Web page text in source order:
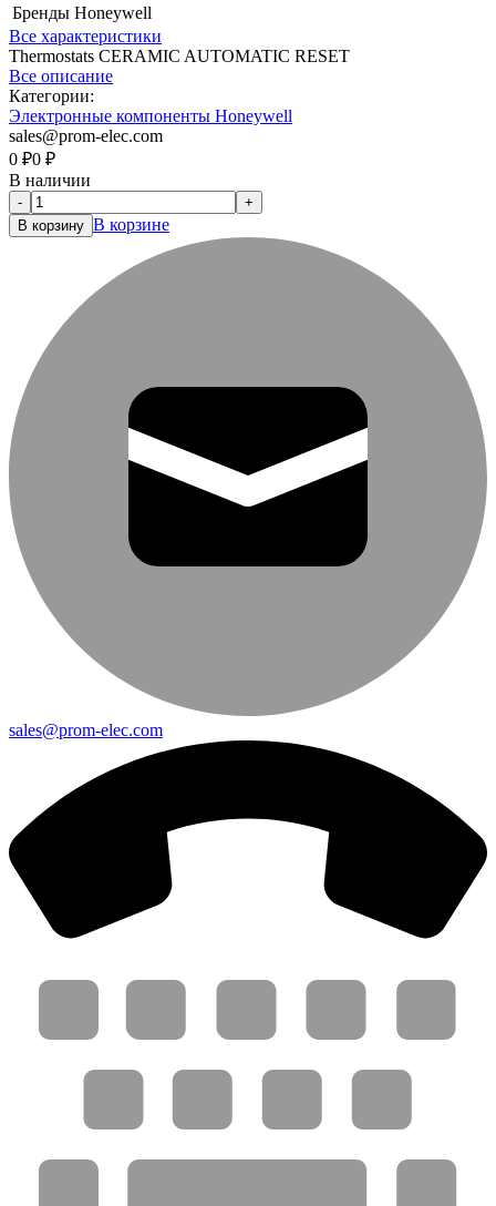
Бренды Honeywell
Все характеристики
Thermostats CERAMIC AUTOMATIC RESET
Все описание
Категории:
Электронные компоненты Honeywell
sales@prom-elec.com
0 ₽0 ₽
В наличии
-
+
В корзину В корзине
sales@prom-elec.com